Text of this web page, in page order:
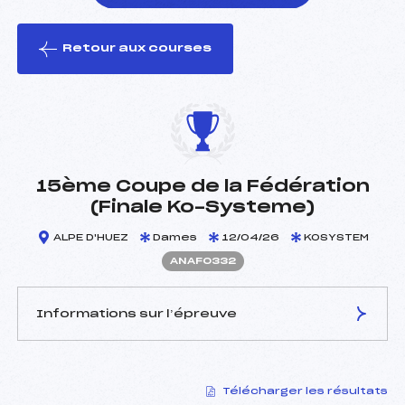
le ski
Retour aux courses
15ème Coupe de la Fédération
(Finale Ko-Systeme)
ALPE D'HUEZ Dames 12/04/26 KOSYSTEM
ANAF0332
Informations sur l’épreuve
BORNAT PIERRE (SA)
Télécharger les résultats